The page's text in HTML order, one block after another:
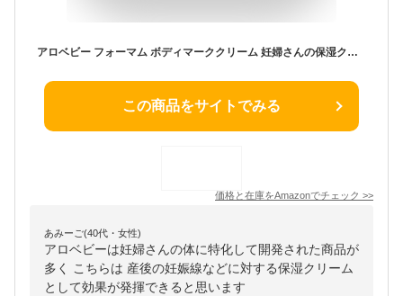
アロベビー フォーマム ボディマーククリーム 妊婦さんの保湿クリーム オーガニック 無添加 (200ミリリットル (x 1))
この商品をサイトでみる
価格と在庫をAmazonでチェック >>
あみーご(40代・女性)
アロベビーは妊婦さんの体に特化して開発された商品が
多く こちらは 産後の妊娠線などに対する保湿クリーム
として効果が発揮できると思います